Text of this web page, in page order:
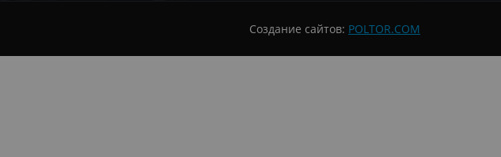
Создание сайтов: POLTOR.COM